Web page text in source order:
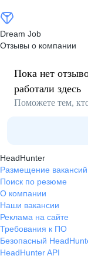
Dream Job
Отзывы о компании
Пока нет
работали здесь
Поможете тем,
HeadHunter
Размещение вакансий
Поиск по резюме
О компании
Наши вакансии
Реклама на сайте
Требования к ПО
Безопасный
HeadHunter API